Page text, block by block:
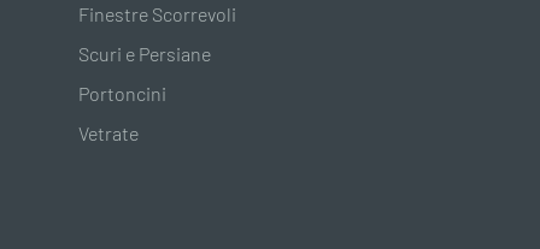
Finestre Scorrevoli
Scuri e Persiane
Portoncini
Vetrate